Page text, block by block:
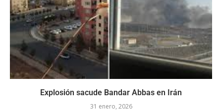
Explosión sacude Bandar Abbas en Irán
31 enero, 2026